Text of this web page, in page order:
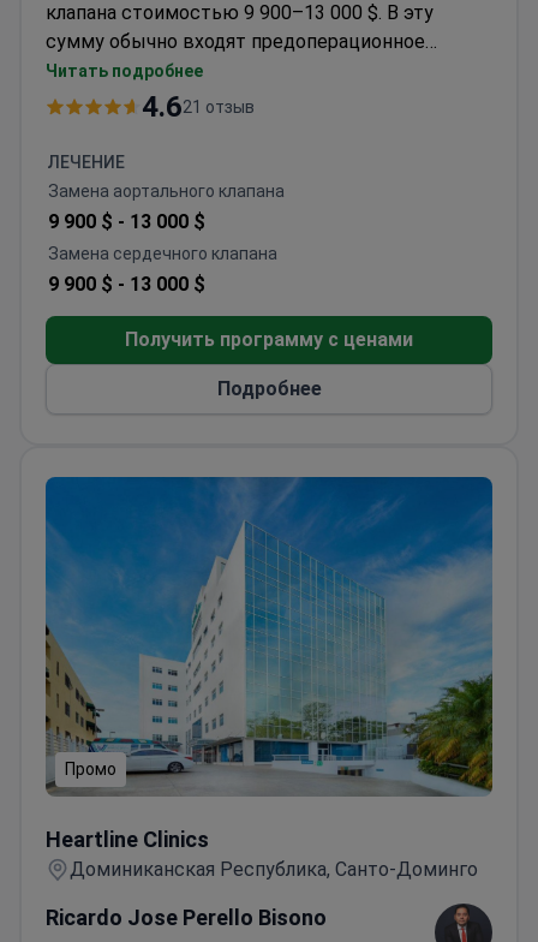
клапана стоимостью 9 900–13 000 $. В эту
сумму обычно входят предоперационное
обследование, замена клапана и пребывание в
стационаре. Диагностические тесты
комплексное обследование сердца стоит около
950 $. Операции выполняют профильные
кардиохирурги в многопрофильном центре,
который также предоставляет бесплатный
трансфер из аэропорта и услуги переводчиков.
Читать подробнее
4.621 отзыв
ЛЕЧЕНИЕ
Замена аортального клапана
9 900 $ - 13 000 $
Замена сердечного клапана
9 900 $ - 13 000 $
Получить программу с ценами
Подробнее
Промо
Heartline Clinics
Доминиканская Республика, Санто-Доминго
Ricardo Jose Perello Bisono